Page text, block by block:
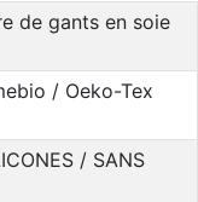
de gants en soie
/ Oeko-Tex
/ SANS